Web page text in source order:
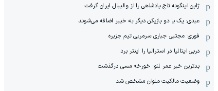
ژاپن اینگونه تاج پادشاهی را از والیبال ایران گرفت
عبدی: یک یا دو بازیکن دیگر به خیبر اضافه می‌شوند
فوری: مجتبی جباری سرمربی تیم جزیره
دربی ایتالیا در استرالیا را اینتر برد
بدترین خبر عمر لئو: خورخه مسی درگذشت
وضعیت مالکیت ملوان مشخص شد